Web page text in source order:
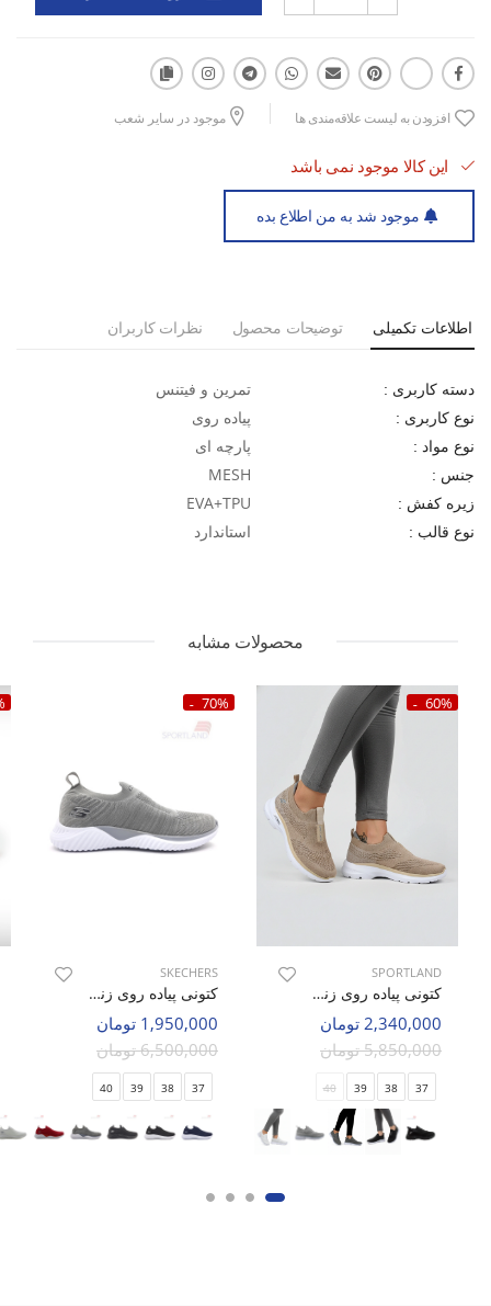
زیره لاستیکی ضد لغزش برای ایمنی بیشتر در هر نوع سطح
راحت‌تری را تجربه کنید و از فعالیت‌های روزانه خود لذت ببرید.
افزودن به لیست علاقه‌مندی ها موجود در سایر شعب
این کالا موجود نمی باشد
موجود شد به من اطلاع بده
اطلاعات تکمیلی توضیحات محصول نظرات کاربران
دسته کاربری : تمرین و فیتنس
نوع کاربری : پیاده روی
نوع مواد : پارچه ای
جنس : MESH
زیره کفش : EVA+TPU
نوع قالب : استاندارد
محصولات مشابه
60%
SPORTLAND
کتونی پیاده روی زنانه اسپورتلند Hyper Craze W
2,340,000 تومان
5,850,000 تومان
37
38
39
40
70%
SKECHERS
کتونی پیاده روی زنانه اسکیچرز Fuse W
1,950,000 تومان
6,500,000 تومان
37
38
39
40